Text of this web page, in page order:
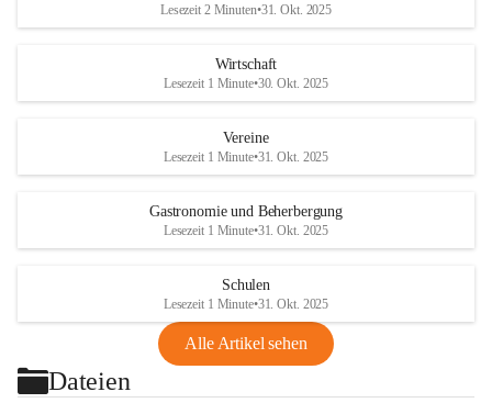
Lesezeit 2 Minuten•31. Okt. 2025
Wirtschaft
Lesezeit 1 Minute•30. Okt. 2025
Vereine
Lesezeit 1 Minute•31. Okt. 2025
Gastronomie und Beherbergung
Lesezeit 1 Minute•31. Okt. 2025
Schulen
Lesezeit 1 Minute•31. Okt. 2025
Alle Artikel sehen
Dateien